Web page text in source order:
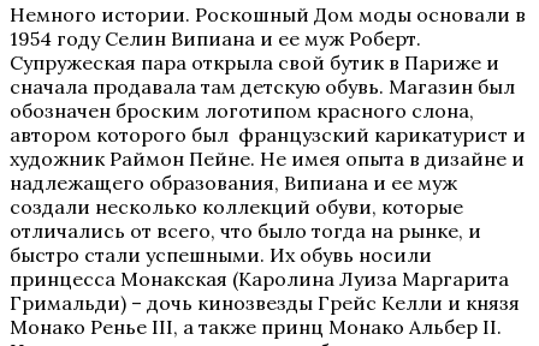
Немного истории. Роскошный Дом моды основали в
1954 году Селин Випиана и ее муж Роберт.
Супружеская пара открыла свой бутик в Париже и
сначала продавала там детскую обувь. Магазин был
обозначен броским логотипом красного слона,
автором которого был французский карикатурист и
художник Раймон Пейне. Не имея опыта в дизайне и
надлежащего образования, Випиана и ее муж
создали несколько коллекций обуви, которые
отличались от всего, что было тогда на рынке, и
быстро стали успешными. Их обувь носили
принцесса Монакская (Каролина Луиза Маргарита
Гримальди) – дочь кинозвезды Грейс Келли и князя
Монако Ренье III, а также принц Монако Альбер II.